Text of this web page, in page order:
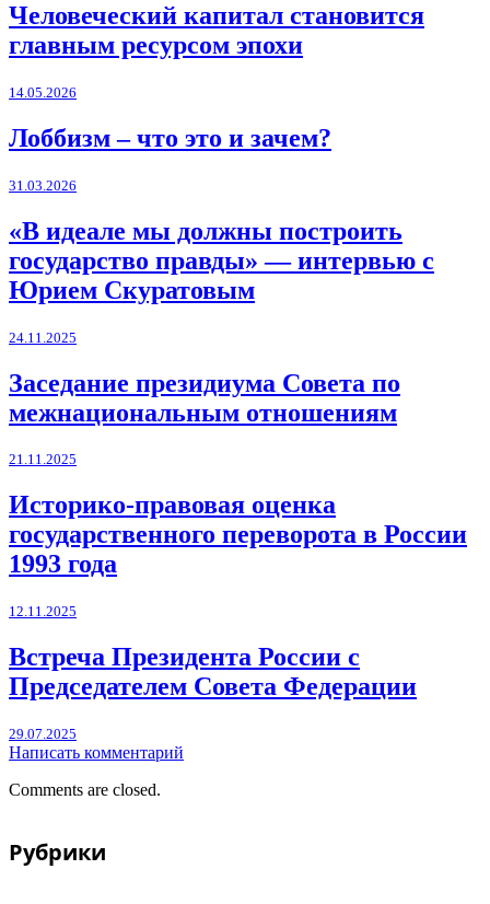
Человеческий капитал становится
главным ресурсом эпохи
14.05.2026
Лоббизм – что это и зачем?
31.03.2026
«В идеале мы должны построить
государство правды» — интервью с
Юрием Скуратовым
24.11.2025
Заседание президиума Совета по
межнациональным отношениям
21.11.2025
Историко-правовая оценка
государственного переворота в России
1993 года
12.11.2025
Встреча Президента России с
Председателем Совета Федерации
29.07.2025
Написать комментарий
Comments are closed.
Рубрики